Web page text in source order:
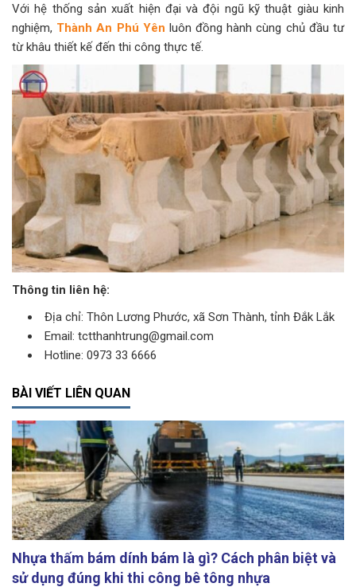
Với hệ thống sản xuất hiện đại và đội ngũ kỹ thuật giàu kinh
nghiệm, Thành An Phú Yên luôn đồng hành cùng chủ đầu tư
từ khâu thiết kế đến thi công thực tế.
Thông tin liên hệ:
Địa chỉ: Thôn Lương Phước, xã Sơn Thành, tỉnh Đắk Lắk
Email: tctthanhtrung@gmail.com
Hotline: 0973 33 6666
BÀI VIẾT LIÊN QUAN
Nhựa thấm bám dính bám là gì? Cách phân biệt và
sử dụng đúng khi thi công bê tông nhựa